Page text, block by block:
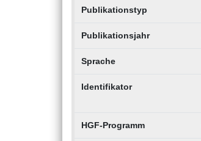
Publikationstyp
Publikationsjahr
Sprache
Identifikator
HGF-Programm